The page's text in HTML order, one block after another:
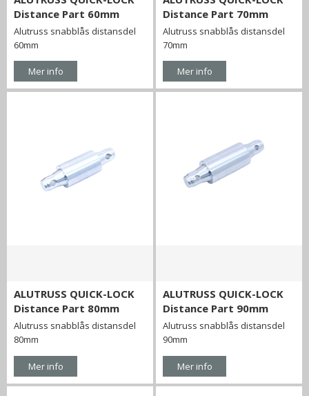
Distance Part 60mm
Alutruss snabblås distansdel
60mm
Mer info
Distance Part 70mm
Alutruss snabblås distansdel
70mm
Mer info
ALUTRUSS QUICK-LOCK
Distance Part 80mm
Alutruss snabblås distansdel
80mm
Mer info
ALUTRUSS QUICK-LOCK
Distance Part 90mm
Alutruss snabblås distansdel
90mm
Mer info